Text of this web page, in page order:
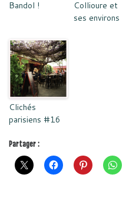
Bandol !
Collioure et
ses environs
Clichés
parisiens #16
Partager :